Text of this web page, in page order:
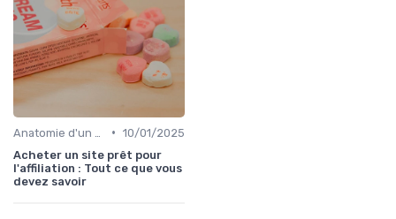
• 10/01/2025
Acheter un site prêt pour
l'affiliation : Tout ce que vous
devez savoir